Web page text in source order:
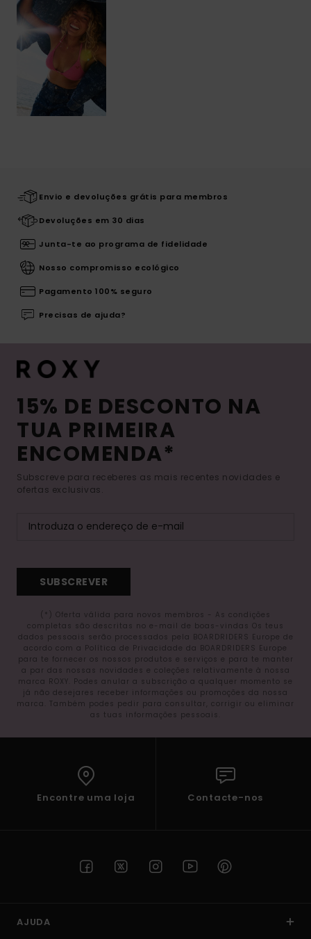
Envio e devoluções grátis para membros
Devoluções em 30 dias
Junta-te ao programa de fidelidade
Nosso compromisso ecológico
Pagamento 100% seguro
Precisas de ajuda?
15% DE DESCONTO NA
TUA PRIMEIRA
ENCOMENDA*
Subscreve para receberes as mais recentes novidades e
ofertas exclusivas.
SUBSCREVER
(*) Oferta válida para novos membros - As condições
completas são descritas no e-mail de boas-vindas Os teus
dados pessoais serão processados pela BOARDRIDERS Europe de
acordo com a Política de Privacidade da BOARDRIDERS Europe
para te fornecer os nossos produtos e serviços e para te manter
a par das nossas novidades e coleções relativamente à nossa
marca ROXY. Podes anular a subscrição a qualquer momento se
já não desejares receber informações ou promoções da nossa
marca. Também podes pedir para consultar, corrigir ou eliminar
as tuas informações pessoais.
Encontre uma loja Contacte-nos
AJUDA